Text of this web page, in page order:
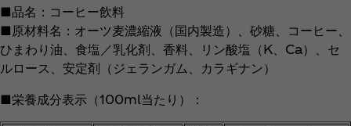
■品名：コーヒー飲料
■原材料名：オーツ麦濃縮液（国内製造）、砂糖、コーヒー、
ひまわり油、食塩／乳化剤、香料、リン酸塩（K、Ca）、セ
ルロース、安定剤（ジェランガム、カラギナン）
■栄養成分表示（100ml当たり）：